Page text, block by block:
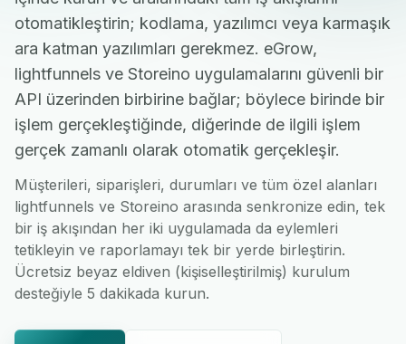
otomatikleştirin; kodlama, yazılımcı veya karmaşık
ara katman yazılımları gerekmez. eGrow,
lightfunnels ve Storeino uygulamalarını güvenli bir
API üzerinden birbirine bağlar; böylece birinde bir
işlem gerçekleştiğinde, diğerinde de ilgili işlem
gerçek zamanlı olarak otomatik gerçekleşir.
Müşterileri, siparişleri, durumları ve tüm özel alanları
lightfunnels ve Storeino arasında senkronize edin, tek
bir iş akışından her iki uygulamada da eylemleri
tetikleyin ve raporlamayı tek bir yerde birleştirin.
Ücretsiz beyaz eldiven (kişiselleştirilmiş) kurulum
desteğiyle 5 dakikada kurun.